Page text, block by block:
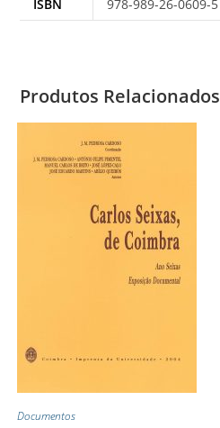
ISBN 978-989-26-0609-5
Produtos Relacionados
Documentos